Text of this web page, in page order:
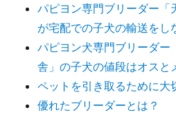
パピヨン専門ブリーダー「
が宅配での子犬の輸送をし
パピヨン犬専門ブリーダー
舎」の子犬の値段はオスと
ペットを引き取るために大
優れたブリーダーとは？